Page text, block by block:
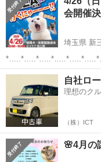
護犬譲…
会開催
埼玉県 新
の物語 Instagram https://
埼玉 三郷市 新三郷
自社ロ
理想のク
（株）ICT
🌸4月の